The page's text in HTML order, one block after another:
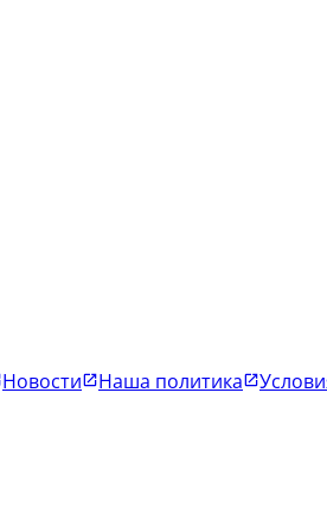
Новости Наша политика